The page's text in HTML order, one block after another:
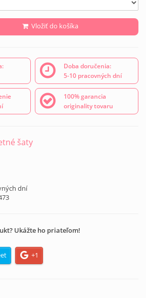
Vložiť do košíka
Doba doručenia:
5-10 pracovných dní
100% garancia
originality tovaru
šaty
dní
Ukážte ho priateľom!
+1